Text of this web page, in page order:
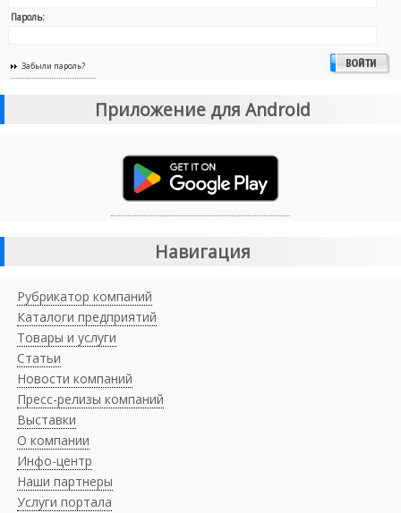
Пароль:
Забыли пароль?
Приложение для Android
Навигация
Рубрикатор компаний
Каталоги предприятий
Товары и услуги
Статьи
Новости компаний
Пресс-релизы компаний
Выставки
О компании
Инфо-центр
Наши партнеры
Услуги портала